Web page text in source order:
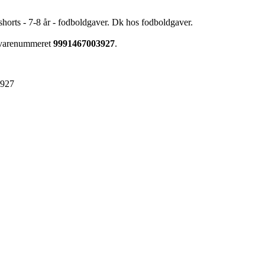
- 7-8 år - fodboldgaver. Dk hos fodboldgaver.
9991467003927.